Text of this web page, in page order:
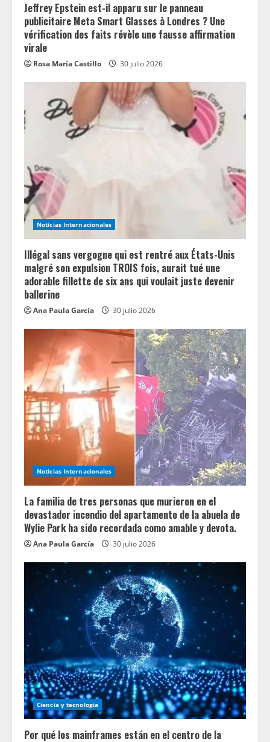
Jeffrey Epstein est-il apparu sur le panneau
publicitaire Meta Smart Glasses à Londres ? Une
vérification des faits révèle une fausse affirmation
virale
Rosa María Castillo 30 julio 2026
Noticias Internacionales
Illégal sans vergogne qui est rentré aux États-Unis
malgré son expulsion TROIS fois, aurait tué une
adorable fillette de six ans qui voulait juste devenir
ballerine
Ana Paula García 30 julio 2026
Noticias Internacionales
La familia de tres personas que murieron en el
devastador incendio del apartamento de la abuela de
Wylie Park ha sido recordada como amable y devota.
Ana Paula García 30 julio 2026
Ciencia y tecnologia
Por qué los mainframes están en el centro de la